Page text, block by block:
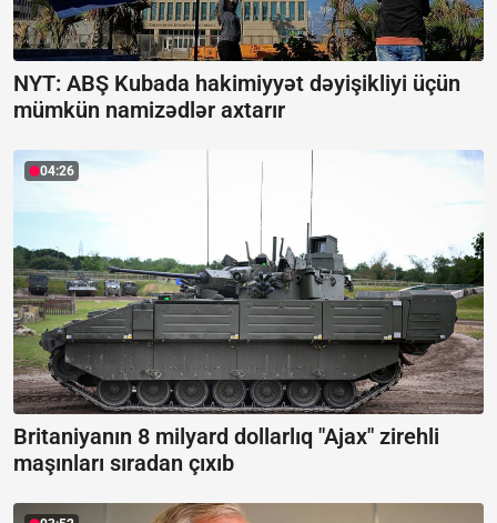
NYT: ABŞ Kubada hakimiyyət dəyişikliyi üçün
mümkün namizədlər axtarır
04:26
Britaniyanın 8 milyard dollarlıq "Ajax" zirehli
maşınları sıradan çıxıb